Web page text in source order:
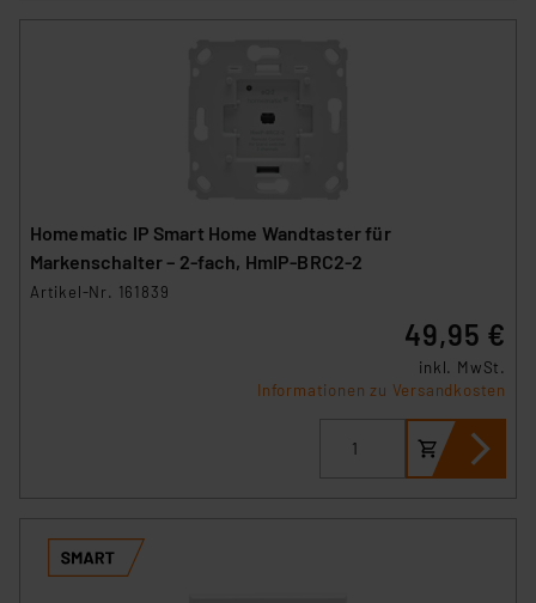
Homematic IP Smart Home Wandtaster für
Markenschalter – 2-fach, HmIP-BRC2-2
Artikel-Nr. 161839
49,95 €
inkl. MwSt.
Informationen zu Versandkosten